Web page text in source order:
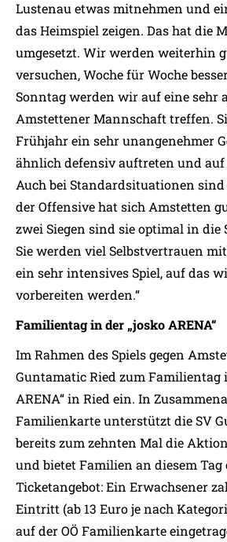
Lustenau etwas mitnehmen und
das Heimspiel zeigen. Das hat die
umgesetzt. Wir werden weiterhin
versuchen, Woche für Woche
Sonntag werden wir auf eine sehr
Amstettener Mannschaft treffen.
Frühjahr ein sehr unangenehmer
ähnlich defensiv auftreten und auf
Auch bei Standardsituationen
der Offensive hat sich Amstetten
zwei Siegen sind sie optimal in die
Sie werden viel Selbstvertrauen
ein sehr intensives Spiel, auf das
vorbereiten werden.“
Familientag in der „josko ARENA“
Im Rahmen des Spiels gegen
Guntamatic Ried zum Familientag
ARENA“ in Ried ein. In
Familienkarte unterstützt die SV
bereits zum zehnten Mal die
und bietet Familien an diesem Tag
Ticketangebot: Ein Erwachsener
Eintritt (ab 13 Euro je nach
auf der OÖ Familienkarte